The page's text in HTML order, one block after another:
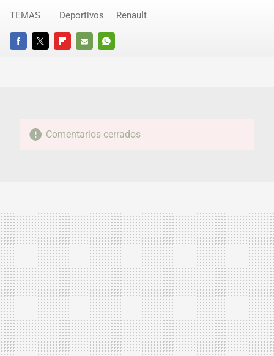
FACEBOOKTWITTERFLIPBOARD
E-
WHATSAPP
TEMAS Deportivos Renault
Comentarios cerrados